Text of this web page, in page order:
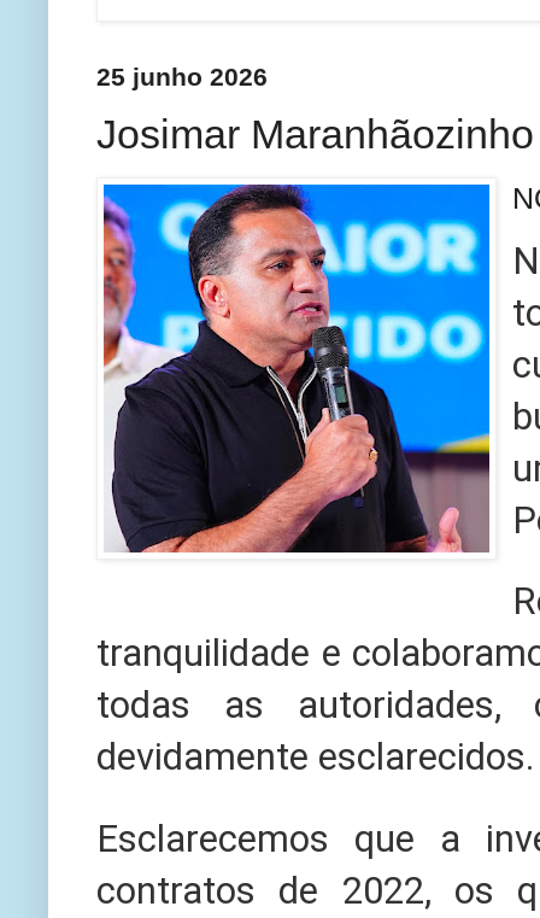
25 junho 2026
Josimar
tranquilidade e
todas as
devidamente esclarecidos.
Esclarecemos que a
contratos de 2022, os